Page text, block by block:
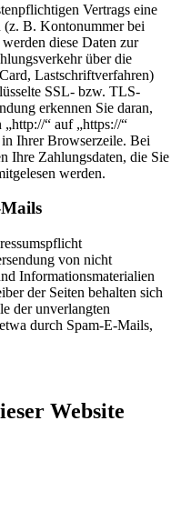
Vertrags eine
(z. B. Kontonummer bei
diese Daten zur
über die
Lastschriftverfahren)
SSL- bzw. TLS-
erkennen Sie daran,
“ auf „https://“
Ihrer Browserzeile. Bei
Ihre Zahlungsdaten, die Sie
werden.
von nicht
Informationsmaterialien
der Seiten behalten sich
der unverlangten
durch Spam-E-Mails,
Website